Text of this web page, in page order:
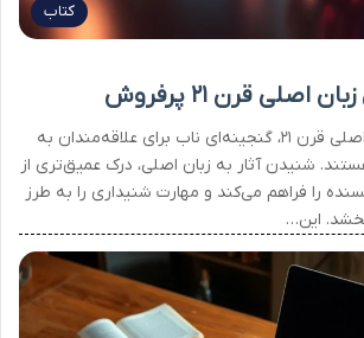
کتاب
قرن ۲۱ پرفروش
رمان‌های صوتی زبان اصلی قرن ۲۱، گنجینه‌ای ناب برای علاقه‌مندان به
شنیدن آثار به زبان اصلی، درک عمیق‌تری از
را فراهم می‌کند و مهارت شنیداری را به طرز
این…